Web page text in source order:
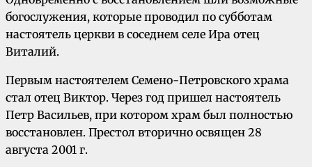
богослужения, которые проводил по субботам
настоятель церкви в соседнем селе Ира отец
Виталий.
Первым настоятелем Семено-Петровского храма
стал отец Виктор. Через год пришел настоятель
Петр Васильев, при котором храм был полностью
восстановлен. Престол вторично освящен 28
августа 2001 г.